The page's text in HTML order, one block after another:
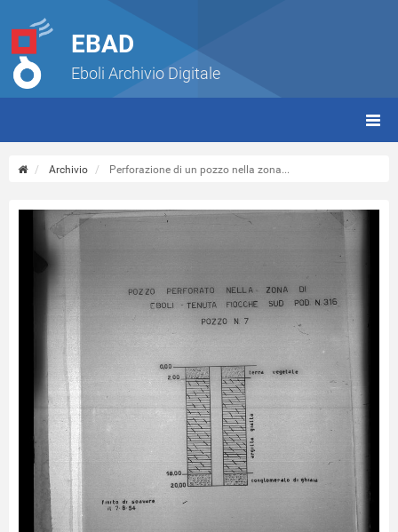
EBAD
Eboli Archivio Digitale
Archivio Perforazione di un pozzo nella zona...